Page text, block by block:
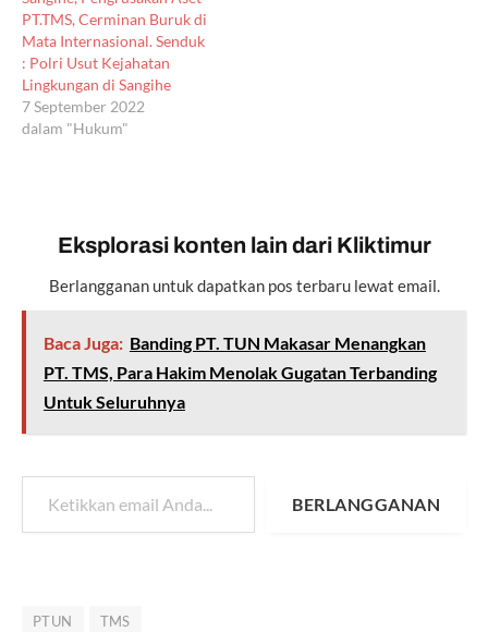
PT.TMS, Cerminan Buruk di
Mata Internasional. Senduk
: Polri Usut Kejahatan
Lingkungan di Sangihe
7 September 2022
dalam "Hukum"
Eksplorasi konten lain dari Kliktimur
Berlangganan untuk dapatkan pos terbaru lewat email.
Baca Juga: Banding PT. TUN Makasar Menangkan
PT. TMS, Para Hakim Menolak Gugatan Terbanding
Untuk Seluruhnya
Ketikkan email Anda...
BERLANGGANAN
PTUN TMS